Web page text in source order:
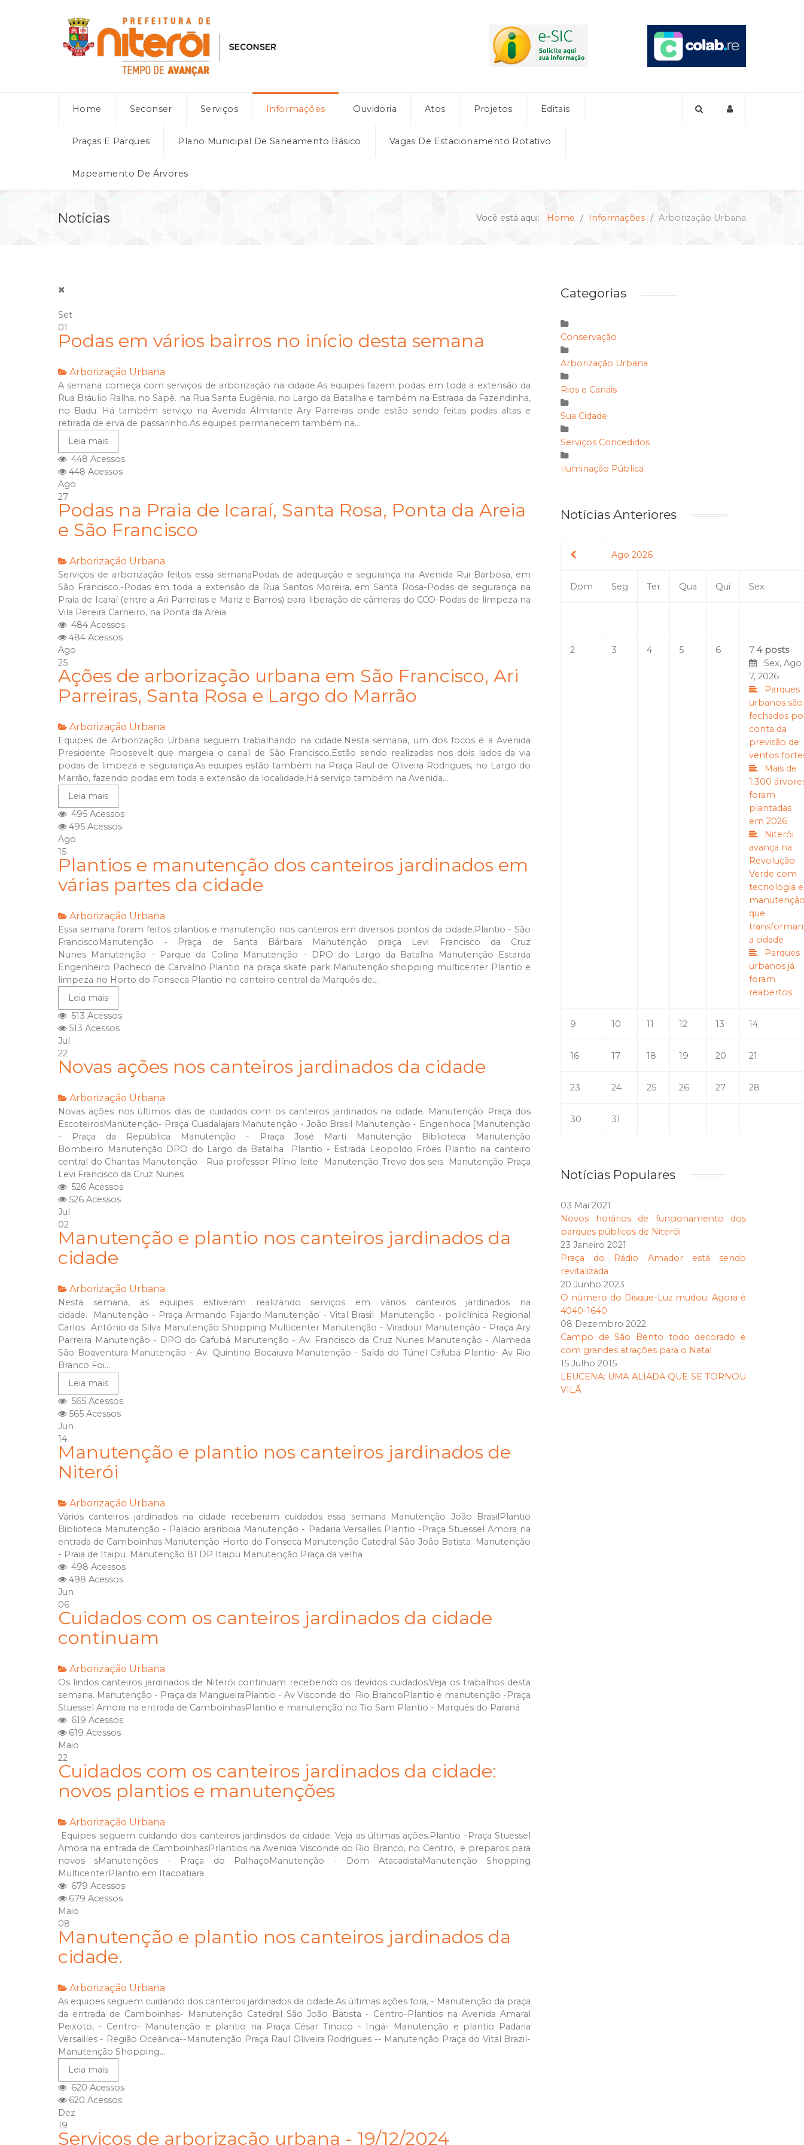
Home Seconser Serviços Informações Ouvidoria Atos Projetos Editais
Praças E Parques Plano Municipal De Saneamento Básico Vagas De Estacionamento Rotativo
Mapeamento De Árvores
Notícias Você está aqui: Home Informações Arborização Urbana
Set
01
Podas em vários bairros no início desta semana
Arborização Urbana
A semana começa com serviços de arborização na cidade.As equipes fazem podas em toda a extensão da
Rua Bráulio Ralha, no Sapê. na Rua Santa Eugênia, no Largo da Batalha e também na Estrada da Fazendinha,
no Badu. Há também serviço na Avenida Almirante Ary Parreiras onde estão sendo feitas podas altas e
retirada de erva de passarinho.As equipes permanecem também na...
Leia mais
448 Acessos
448 Acessos
Ago
27
Podas na Praia de Icaraí, Santa Rosa, Ponta da Areia
e São Francisco
Arborização Urbana
Serviços de arborização feitos essa semanaPodas de adequação e segurança na Avenida Rui Barbosa, em
São Francisco.-Podas em toda a extensão da Rua Santos Moreira, em Santa Rosa-Podas de segurança na
Praia de Icaraí (entre a Ari Parreiras e Mariz e Barros) para liberação de câmeras do CCO-Podas de limpeza na
Vila Pereira Carneiro, na Ponta da Areia
484 Acessos
484 Acessos
Ago
25
Ações de arborização urbana em São Francisco, Ari
Parreiras, Santa Rosa e Largo do Marrão
Arborização Urbana
Equipes de Arborização Urbana seguem trabalhando na cidade.Nesta semana, um dos focos é a Avenida
Presidente Roosevelt que margeia o canal de São Francisco.Estão sendo realizadas nos dois lados da via
podas de limpeza e segurança.As equipes estão também na Praça Raul de Oliveira Rodrigues, no Largo do
Marrão, fazendo podas em toda a extensão da localidade.Há serviço também na Avenida...
Leia mais
495 Acessos
495 Acessos
Ago
15
Plantios e manutenção dos canteiros jardinados em
várias partes da cidade
Arborização Urbana
Essa semana foram feitos plantios e manutenção nos canteiros em diversos pontos da cidade.Plantio - São
FranciscoManutenção - Praça de Santa Bárbara Manutenção praça Levi Francisco da Cruz
Nunes Manutenção - Parque da Colina Manutenção - DPO do Largo da Batalha Manutenção Estarda
Engenheiro Pacheco de Carvalho Plantio na praça skate park Manutenção shopping multicenter Plantio e
limpeza no Horto do Fonseca Plantio no canteiro central da Marquês de...
Leia mais
513 Acessos
513 Acessos
Jul
22
Novas ações nos canteiros jardinados da cidade
Arborização Urbana
Novas ações nos últimos dias de cuidados com os canteiros jardinados na cidade. Manutenção Praça dos
EscoteirosManutenção- Praça Guadalajara Manutenção - João Brasil Manutenção - Engenhoca [Manutenção
- Praça da República Manutenção - Praça José Marti Manutenção Biblioteca Manutenção
Bombeiro Manutenção DPO do Largo da Batalha Plantio - Estrada Leopoldo Fróes Plantio na canteiro
central do Charitas Manutenção - Rua professor Plínio leite Manutenção Trevo dos seis Manutenção Praça
Levi Francisco da Cruz Nunes
526 Acessos
526 Acessos
Jul
02
Manutenção e plantio nos canteiros jardinados da
cidade
Arborização Urbana
Nesta semana, as equipes estiveram realizando serviços em vários canteiros jardinados na
cidade. Manutenção - Praça Armando Fajardo Manutenção - Vital Brasil Manutenção - policlínica Regional
Carlos Antônio da Silva Manutenção Shopping Multicenter Manutenção - Viradour Manutenção - Praça Ary
Parreira Manutenção - DPO do Cafubá Manutenção - Av. Francisco da Cruz Nunes Manutenção - Alameda
São Boaventura Manutenção - Av. Quintino Bocaiuva Manutenção - Saída do Túnel Cafubá Plantio- Av Rio
Branco Foi...
Leia mais
565 Acessos
565 Acessos
Jun
14
Manutenção e plantio nos canteiros jardinados de
Niterói
Arborização Urbana
Vários canteiros jardinados na cidade receberam cuidados essa semana Manutenção João BrasilPlantio
Biblioteca Manutenção - Palácio arariboia Manutenção - Padaria Versalles Plantio -Praça Stuessel Amora na
entrada de Camboinhas Manutenção Horto do Fonseca Manutenção Catedral São João Batista Manutenção
- Praia de Itaipu. Manutenção 81 DP Itaipu Manutenção Praça da velha
498 Acessos
498 Acessos
Jun
06
Cuidados com os canteiros jardinados da cidade
continuam
Arborização Urbana
Os lindos canteiros jardinados de Niterói continuam recebendo os devidos cuidados.Veja os trabalhos desta
semana. Manutenção - Praça da MangueiraPlantio - Av Visconde do Rio BrancoPlantio e manutenção -Praça
Stuessel Amora na entrada de CamboinhasPlantio e manutenção no Tio Sam Plantio - Marquês do Paraná
619 Acessos
619 Acessos
Maio
22
Cuidados com os canteiros jardinados da cidade:
novos plantios e manutenções
Arborização Urbana
Equipes seguem cuidando dos canteiros jardinsdos da cidade. Veja as últimas ações.Plantio -Praça Stuessel
Amora na entrada de CamboinhasPrlantios na Avenida Visconde do Rio Branco, no Centro, e preparos para
novos sManutenções - Praça do PalhaçoManutenção - Dom AtacadistaManutenção Shopping
MulticenterPlantio em Itacoatiara
679 Acessos
679 Acessos
Maio
08
Manutenção e plantio nos canteiros jardinados da
cidade.
Arborização Urbana
As equipes seguem cuidando dos canteiros jardinados da cidade.As últimas ações fora, - Manutenção da praça
da entrada de Camboinhas- Manutenção Catedral São João Batista - Centro-Plantios na Avenida Amaral
Peixoto, - Centro- Manutenção e plantio na Praça César Tinoco - Ingá- Manutenção e plantio Padaria
Versailles - Região Oceânica--Manutenção Praça Raul Oliveira Rodrigues -- Manutenção Praça do Vital Brazil-
Manutenção Shopping...
Leia mais
620 Acessos
620 Acessos
Dez
19
Serviços de arborização urbana - 19/12/2024
Categorias
Conservação
Arborização Urbana
Rios e Canais
Sua Cidade
Serviços Concedidos
Iluminação Pública
Notícias Anteriores
Ago 2026
Dom Seg Ter Qua Qui Sex
2 3 4 5 6 7 4 posts
Sex, Ago
7, 2026
Parques
urbanos são
fechados
conta da
previsão de
ventos
Mais de
1.300
foram
plantadas
em 2026
Niterói
avança na
Revolução
Verde com
tecnologia e
que
a cidade
Parques
urbanos já
foram
reabertos
9 10 11 12 13 14
16 17 18 19 20 21
23 24 25 26 27 28
30 31
Notícias Populares
03 Mai 2021
Novos horários de funcionamento dos
parques públicos de Niterói
23 Janeiro 2021
Praça do Rádio Amador está sendo
revitalizada
20 Junho 2023
O número do Disque-Luz mudou: Agora é
4040-1640
08 Dezembro 2022
Campo de São Bento todo decorado e
com grandes atrações para o Natal
15 Julho 2015
LEUCENA: UMA ALIADA QUE SE TORNOU
VILÃ